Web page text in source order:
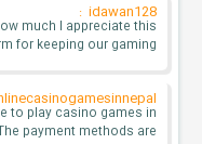
idawan128 :
much I appreciate this
for keeping our gaming . . .
:
to play casino games in
payment methods are . . .